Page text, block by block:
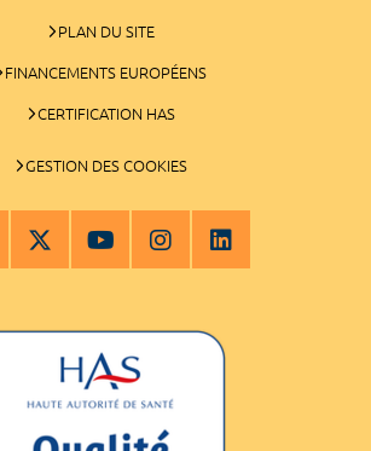
PLAN DU SITE
FINANCEMENTS EUROPÉENS
CERTIFICATION HAS
GESTION DES COOKIES